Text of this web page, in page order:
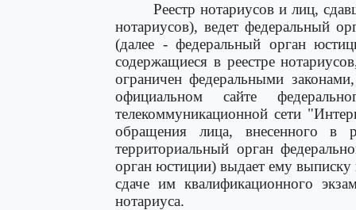
Реестр нотариусов и лиц,
нотариусов), ведет федеральный
(далее - федеральный орган
содержащиеся в реестре
ограничен федеральными
официальном сайте
телекоммуникационной сети
обращения лица, внесенного в
территориальный орган
орган юстиции) выдает ему
сдаче им квалификационного
нотариуса.